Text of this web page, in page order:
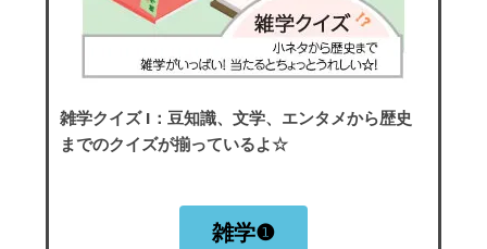
雑学クイズ I ：豆知識、文学、エンタメから歴史
までのクイズが揃っているよ☆
雑学❶